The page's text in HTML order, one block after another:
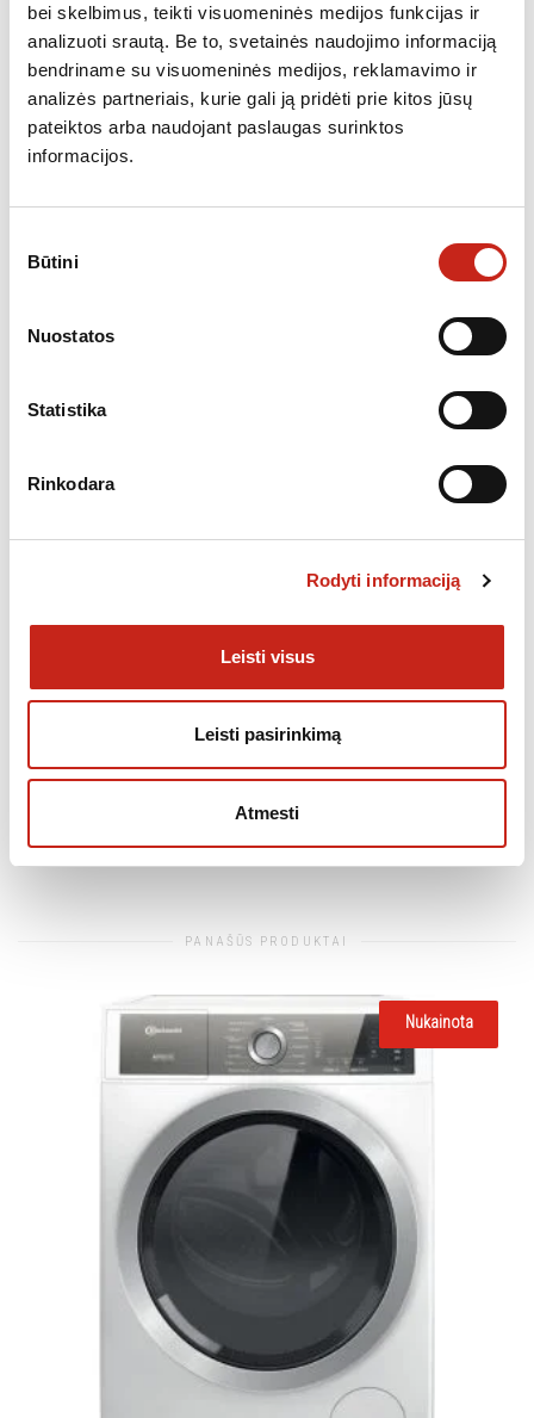
bei skelbimus, teikti visuomeninės medijos funkcijas ir
analizuoti srautą. Be to, svetainės naudojimo informaciją
bendriname su visuomeninės medijos, reklamavimo ir
analizės partneriais, kurie gali ją pridėti prie kitos jūsų
pateiktos arba naudojant paslaugas surinktos
informacijos.
pasirinkimas
Būtini
Nuostatos
Statistika
Rinkodara
Rodyti informaciją
Leisti visus
Leisti pasirinkimą
Atmesti
PROGRAMOS
Sintetiniai audiniai
Vilna
Greitas 30 ‘
Subtilus
Sukite ir nusausinkite
Antialergija
Eko medvilnė
Baltas
Eco 40-60
Dėmės 40
KATEGORIJOS:NUKAINOTA ĮRANGA,SKALBYKLĖS
PANAŠŪS PRODUKTAI
Nukainota
Neturime